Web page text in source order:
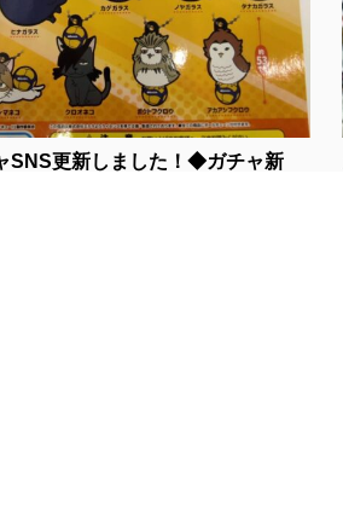
SNS更新しました！◆ガチャ新